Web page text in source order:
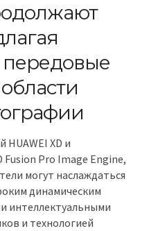
передовые
HUAWEI XD и
Pro Image Engine,
могут наслаждаться
динамическим
интеллектуальными
и технологией